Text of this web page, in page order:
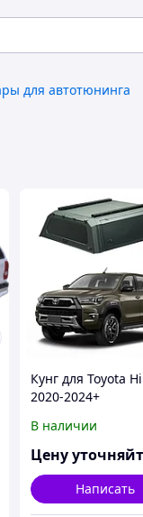
для автотюнинга
Кунг для Toyota
2020-2024+
В наличии
Цену
Написать